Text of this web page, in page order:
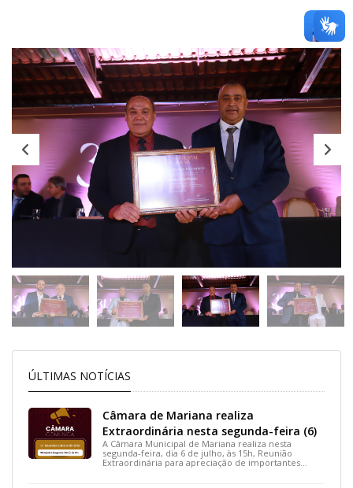
ÚLTIMAS NOTÍCIAS
Câmara de Mariana realiza
Extraordinária nesta segunda-feira (6)
A Câmara Municipal de Mariana realiza nesta
segunda-feira, dia 6 de julho, às 15h, Reunião
Extraordinária para apreciação de importantes